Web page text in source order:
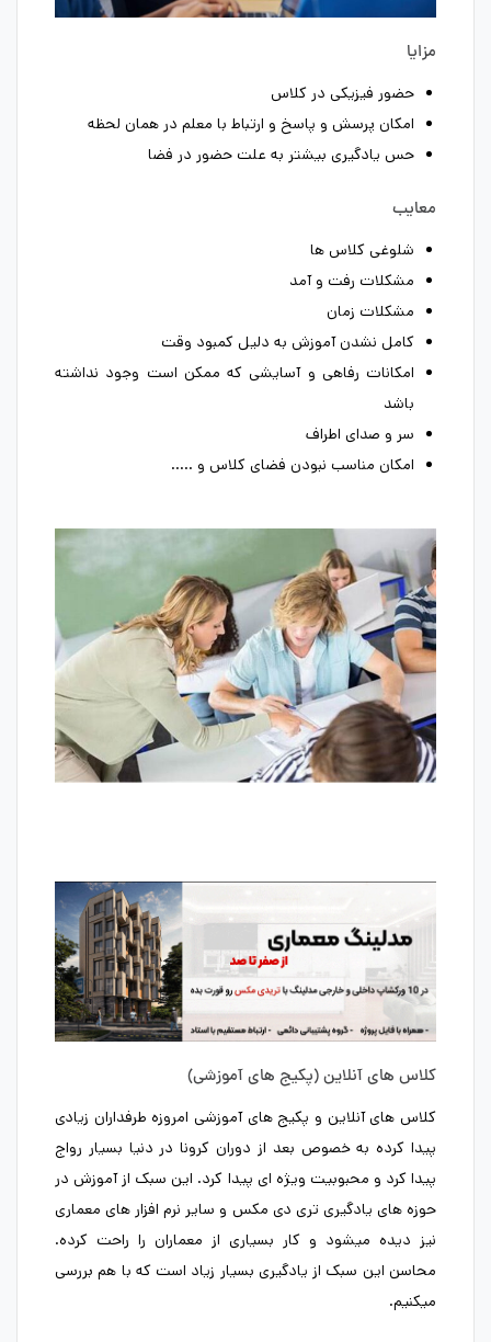
مزایا
حضور فیزیکی در کلاس
امکان پرسش و پاسخ و ارتباط با معلم در همان لحظه
حس یادگیری بیشتر به علت حضور در فضا
معایب
شلوغی کلاس ها
مشکلات رفت و آمد
مشکلات زمان
کامل نشدن آموزش به دلیل کمبود وقت
امکانات رفاهی و آسایشی که ممکن است وجود نداشته
باشد
سر و صدای اطراف
امکان مناسب نبودن فضای کلاس و …..
کلاس های آنلاین (پکیج های آموزشی)
کلاس های آنلاین و پکیج های آموزشی امروزه طرفداران زیادی
پیدا کرده به خصوص بعد از دوران کرونا در دنیا بسیار رواج
پیدا کرد و محبوبیت ویژه ای پیدا کرد. این سبک از آموزش در
حوزه های یادگیری تری دی مکس و سایر نرم افزار های معماری
نیز دیده میشود و کار بسیاری از معماران را راحت کرده.
محاسن این سبک از یادگیری بسیار زیاد است که با هم بررسی
میکنیم.